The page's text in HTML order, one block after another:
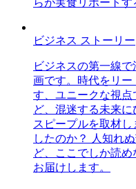
らが実食リポートす
ビジネス ストーリー
ビジネスの第一線
画です。時代をリ
す、ユニークな視
ど、混迷する未来
スピープルを取材
したのか？ 人知れ
ど、ここでしか読
お届けします。